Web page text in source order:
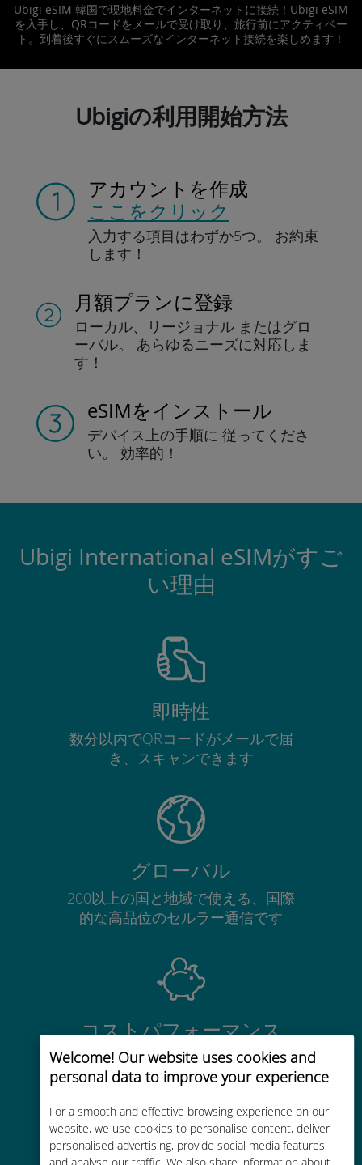
Welcome! Our website uses cookies and
personal data to improve your experience
For a smooth and effective browsing experience on our
website, we use cookies to personalise content, deliver
personalised advertising, provide social media features
and analyse our traffic. We also share information about
Ubigi eSIM 韓国で現地料金でインターネットに接続！Ubigi eSIM
を入手し、QRコードをメールで受け取り、旅行前にアクティベー
ト。到着後すぐにスムーズなインターネット接続を楽しめます！
Ubigiの利用開始方法
アカウントを作成
ここをクリック
入力する項目はわずか5つ。
お約束
します！
月額プランに登録
ローカル、リージョナル またはグロ
ーバル。
あらゆるニーズに対応しま
す！
eSIMをインストール
デバイス上の手順に 従ってくださ
い。
効率的！
Ubigi International eSIMがすご
い理由
即時性
数分以内でQRコードがメールで届
き、スキャンできます
グローバル
200以上の国と地域で使える、国際
的な高品位のセルラー通信です
コストパフォーマンス
お客様が普段お使いのキャリアでロ
ーミングサービスを使った場合に比